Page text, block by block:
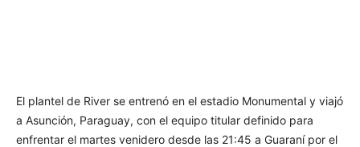
El plantel de River se entrenó en el estadio Monumental y viajó
a Asunción, Paraguay, con el equipo titular definido para
enfrentar el martes venidero desde las 21:45 a Guaraní por el